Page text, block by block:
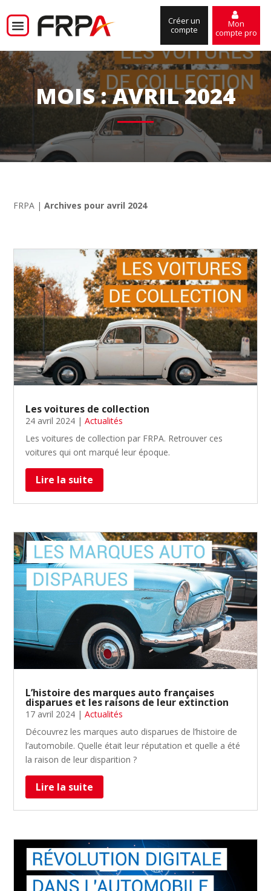
Créer un
compte
Mon
compte pro
MOIS :AVRIL 2024
FRPA |Archives pour avril 2024
Les voitures de collection
24 avril 2024 |Actualités
Les voitures de collection par FRPA. Retrouver ces
voitures qui ont marqué leur époque.
Lire la suite
L’histoire des marques auto françaises
disparues et les raisons de leur extinction
17 avril 2024 |Actualités
Découvrez les marques auto disparues de l’histoire de
l’automobile. Quelle était leur réputation et quelle a été
la raison de leur disparition ?
Lire la suite